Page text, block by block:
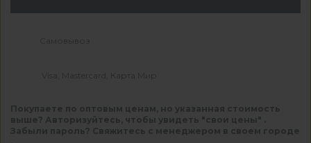
Самовывоз
Visa, Mastercard, Карта Мир
Покупаете по оптовым ценам, но указанная стоимость
выше? Авторизуйтесь, чтобы увидеть "свои цены" .
Забыли пароль? Свяжитесь с менеджером в своем городе